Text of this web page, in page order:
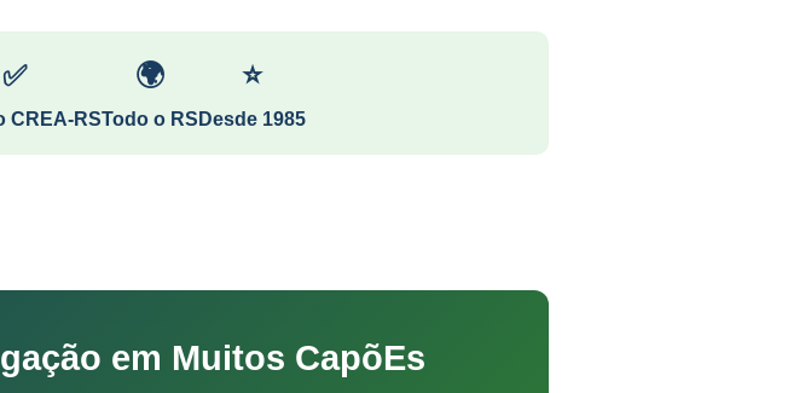
✅
CREA-RS
🌍
Todo o RS
⭐
Desde 1985
em Muitos CapõEs